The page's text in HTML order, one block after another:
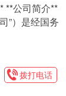
**公司简介**
”）是经国务
拨打电话